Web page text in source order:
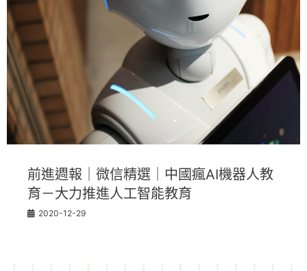
前進週報｜微信精選｜中國瘋AI機器人教
育－大力推進人工智能教育
2020-12-29